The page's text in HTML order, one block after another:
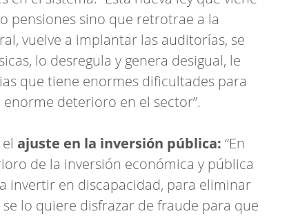
pensiones sino que retrotrae a la
vuelve a implantar las auditorías, se
lo desregula y genera desigual, le
que tiene enormes dificultades para
deterioro en el sector”.
ajuste en la inversión pública: “En
de la inversión económica y pública
invertir en discapacidad, para eliminar
lo quiere disfrazar de fraude para que